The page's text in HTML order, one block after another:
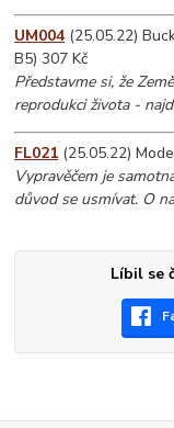
UM004 (25.05.22)
B5) 307 Kč
Představme si, že
reprodukci života -
FL021 (25.05.22)
Vypravěčem je
důvod se usmívat. O
Líbil se